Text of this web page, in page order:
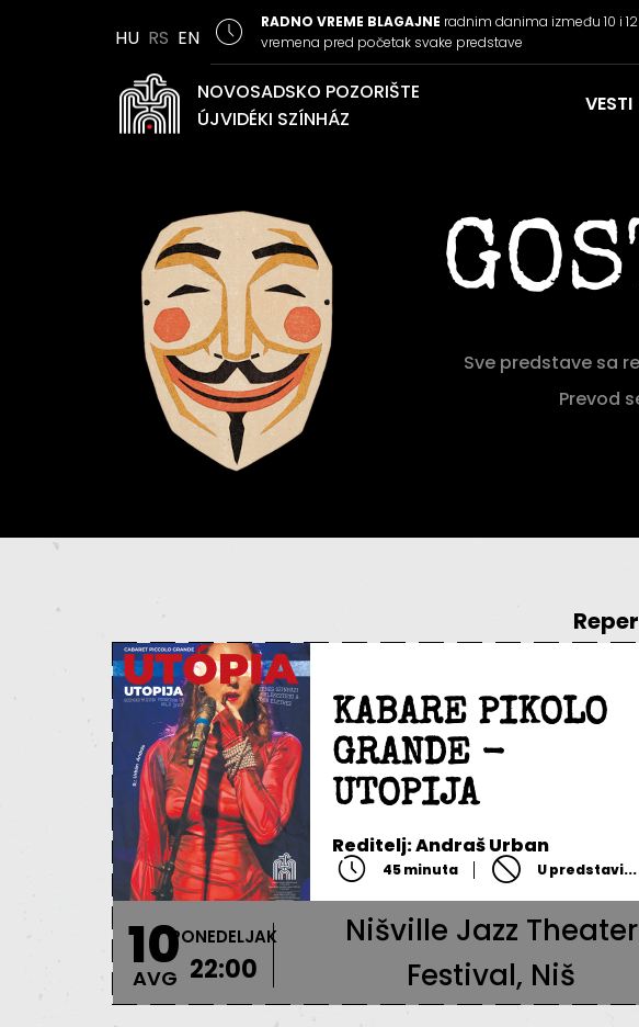
HU RS EN
RADNO VREME BLAGAJNE radnim danima između 10 i
vremena pred početak svake predstave
NOVOSADSKO POZORIŠTE
ÚJVIDÉKI SZÍNHÁZ
VESTI
Sve predstave sa
Prevod
KABARE PIKOLO
GRANDE -
UTOPIJA
Reditelj: Andraš Urban
45 minuta U predstavi...
10
AVG
PONEDELJAK
22:00
Nišville Jazz Theater
Festival, Niš